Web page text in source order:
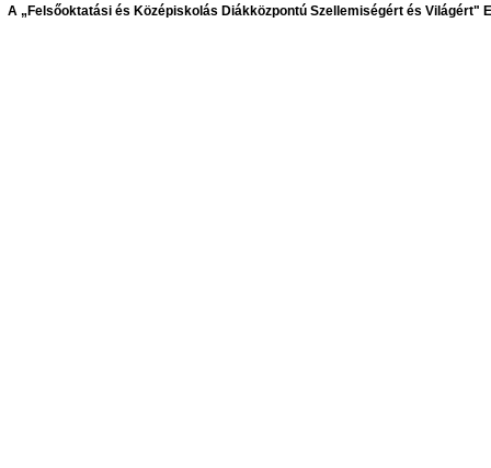
A „Felsőoktatási és Középiskolás Diákközpontú Szellemiségért és Világért"